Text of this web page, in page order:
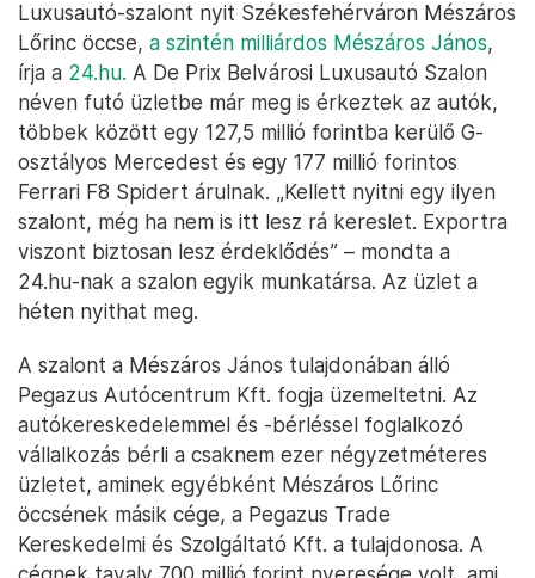
Luxusautó-szalont nyit Székesfehérváron Mészáros
Lőrinc öccse, a szintén milliárdos Mészáros János,
írja a 24.hu. A De Prix Belvárosi Luxusautó Szalon
néven futó üzletbe már meg is érkeztek az autók,
többek között egy 127,5 millió forintba kerülő G-
osztályos Mercedest és egy 177 millió forintos
Ferrari F8 Spidert árulnak. „Kellett nyitni egy ilyen
szalont, még ha nem is itt lesz rá kereslet. Exportra
viszont biztosan lesz érdeklődés” – mondta a
24.hu-nak a szalon egyik munkatársa. Az üzlet a
héten nyithat meg.
A szalont a Mészáros János tulajdonában álló
Pegazus Autócentrum Kft. fogja üzemeltetni. Az
autókereskedelemmel és -bérléssel foglalkozó
vállalkozás bérli a csaknem ezer négyzetméteres
üzletet, aminek egyébként Mészáros Lőrinc
öccsének másik cége, a Pegazus Trade
Kereskedelmi és Szolgáltató Kft. a tulajdonosa. A